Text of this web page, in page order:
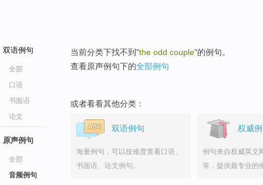
双语例句
全部
口语
书面语
论文
原声例句
全部
音频例句
当前分类下找不到"the odd couple"的例句。
查看原声例句下的全部例句
或者看看其他分类：
双语例句
海量例句，可以按难度查看口语、
书面语、论文例句。
权威
例句来自权威英文
等，提供最专业的